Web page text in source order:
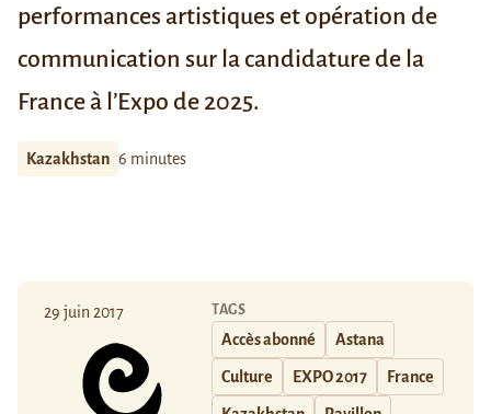
performances artistiques et opération de
communication sur la candidature de la
France à l’Expo de 2025.
Kazakhstan 6 minutes
29 juin 2017 TAGS
Accès abonné Astana
Culture EXPO 2017 France